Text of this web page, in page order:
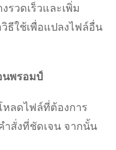
รวดเร็วและเพิ่ม
ธีใช้เพื่อแปลงไฟล์อื่น
นพรอมป์
หลดไฟล์ที่ต้องการ
สั่งที่ชัดเจน จากนั้น